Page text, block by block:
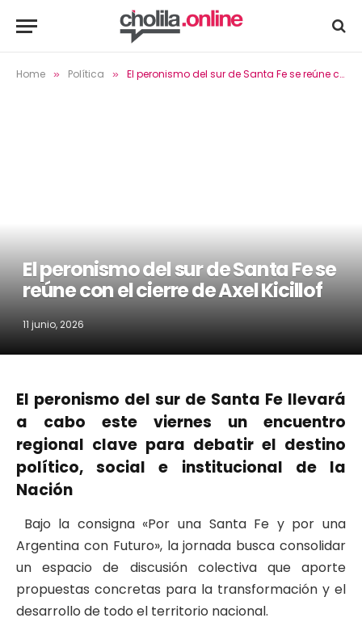
Home » Política » El peronismo del sur de Santa Fe se reúne con el cierre de Axel Kicillof
El peronismo del sur de Santa Fe se
reúne con el cierre de Axel Kicillof
11 junio, 2026
El peronismo del sur de Santa Fe llevará
a cabo este viernes un encuentro
regional clave para debatir el destino
político, social e institucional de la
Nación
Bajo la consigna «Por una Santa Fe y por una
Argentina con Futuro», la jornada busca consolidar
un espacio de discusión colectiva que aporte
propuestas concretas para la transformación y el
desarrollo de todo el territorio nacional.